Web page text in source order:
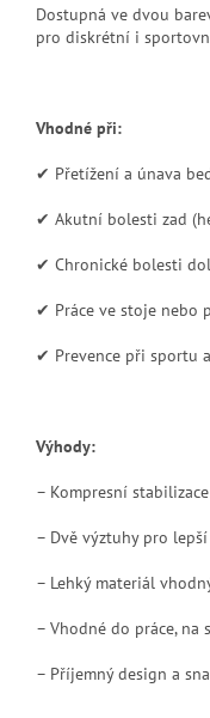
Dostupná ve dvou
pro diskrétní i
Vhodné při:
✔ Přetížení a únava
✔ Akutní bolesti zad
✔ Chronické bolesti
✔ Práce ve stoje nebo
✔ Prevence při sportu
Výhody:
– Kompresní
– Dvě výztuhy pro
– Lehký materiál
– Vhodné do práce,
– Příjemný design a